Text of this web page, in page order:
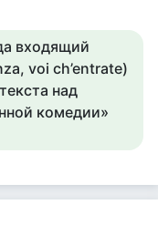
входящий
voi ch’entrate)
над
комедии»